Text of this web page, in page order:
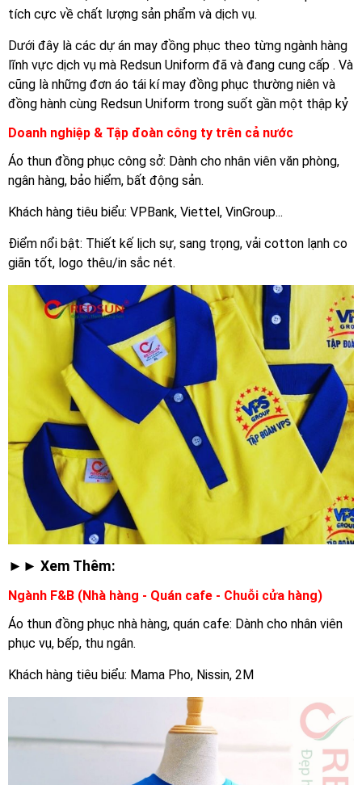
tích cực về chất lượng sản phẩm và dịch vụ.
Dưới đây là các dự án may đồng phục theo từng ngành hàng
lĩnh vực dịch vụ mà Redsun Uniform đã và đang cung cấp . Và
cũng là những đơn áo tái kí may đồng phục thường niên và
đồng hành cùng Redsun Uniform trong suốt gần một thập kỷ
Doanh nghiệp & Tập đoàn công ty trên cả nước
Áo thun đồng phục công sở: Dành cho nhân viên văn phòng,
ngân hàng, bảo hiểm, bất động sản.
Khách hàng tiêu biểu: VPBank, Viettel, VinGroup...
Điểm nổi bật: Thiết kế lịch sự, sang trọng, vải cotton lạnh co
giãn tốt, logo thêu/in sắc nét.
►► Xem Thêm:
Ngành F&B (Nhà hàng - Quán cafe - Chuỗi cửa hàng)
Áo thun đồng phục nhà hàng, quán cafe: Dành cho nhân viên
phục vụ, bếp, thu ngân.
Khách hàng tiêu biểu: Mama Pho, Nissin, 2M